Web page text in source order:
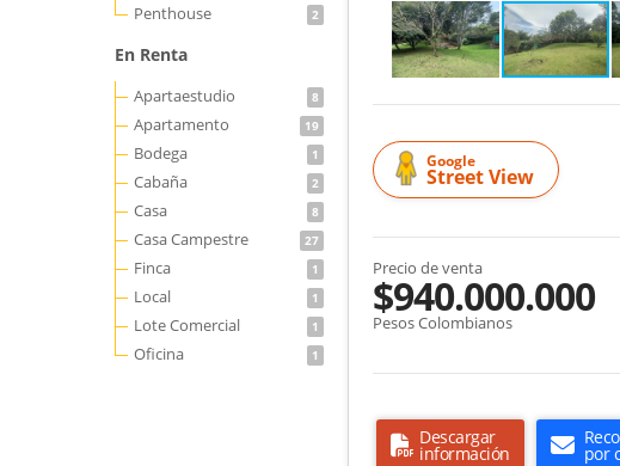
Penthouse 2
En Renta
Apartaestudio 8
Apartamento 19
Bodega 1
Cabaña 2
Casa 8
Casa Campestre 27
Finca 1
Local 1
Lote Comercial 1
Oficina 1
Google
Street View
Precio de venta
$940.000.000
Pesos Colombianos
Descargar
información por